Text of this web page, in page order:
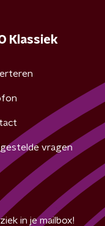
Klassiek
vragen
in je mailbox!